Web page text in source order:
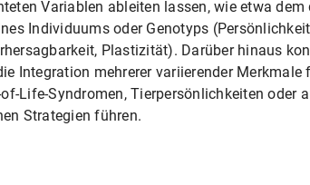
Variablen ableiten lassen, wie etwa
Individuums oder Genotyps
Plastizität). Darüber hinaus
Integration mehrerer variierender Merkmale
Life-Syndromen, Tierpersönlichkeiten oder
Strategien führen.